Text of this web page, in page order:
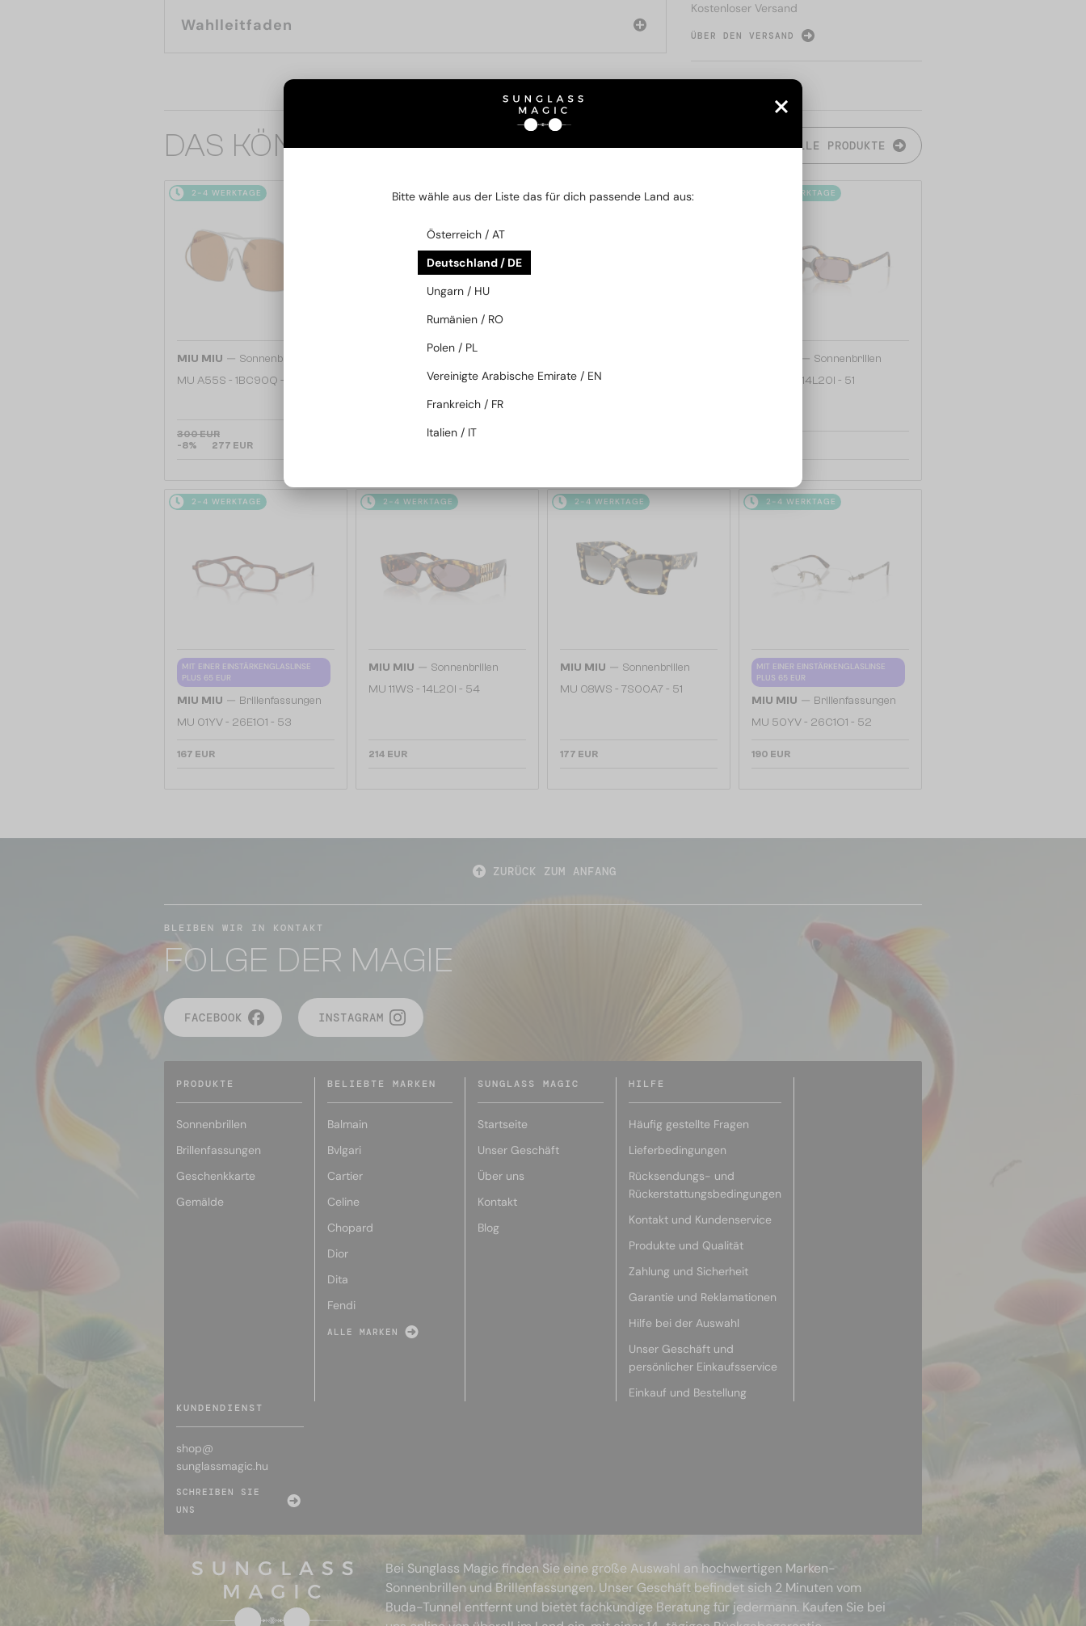
Wahlleitfaden
Kostenloser Versand
ÜBER DEN VERSAND
DAS KÖNNTE SIE AUCH INTERESSIEREN ALLE PRODUKTE
2-4 WERKTAGE
MIU MIU — Sonnenbrillen
MU A55S - ​1BC90Q - ​57
300 EUR
-8%
277 EUR
2-4 WERKTAGE
MU 11ZS - 16K01O - 51
2-4 WERKTAGE
PLUS 65 EUR
2-4 WERKTAGE
— Sonnenbrillen
MU 11ZS - 14L20I - 51
2-4 WERKTAGE
MIT EINER EINSTÄRKENGLASLINSE
PLUS 65 EUR
MIU MIU — Brillenfassungen
MU 01YV - 26E1O1 - 53
167 EUR
2-4 WERKTAGE
MIU MIU — Sonnenbrillen
MU 11WS - 14L20I - 54
214 EUR
2-4 WERKTAGE
MIU MIU — Sonnenbrillen
MU 08WS - 7S00A7 - 51
177 EUR
2-4 WERKTAGE
MIT EINER EINSTÄRKENGLASLINSE
PLUS 65 EUR
MIU MIU — Brillenfassungen
MU 50YV - 26C1O1 - 52
190 EUR
ZURÜCK ZUM ANFANG
BLEIBEN WIR IN KONTAKT
FOLGE DER MAGIE
FACEBOOK INSTAGRAM
PRODUKTE
Sonnenbrillen
Brillenfassungen
Geschenkkarte
Gemälde
BELIEBTE MARKEN
Balmain
Bvlgari
Cartier
Celine
Chopard
Dior
Dita
Fendi
ALLE MARKEN
SUNGLASS MAGIC
Startseite
Unser Geschäft
Über uns
Kontakt
Blog
HILFE
Häufig gestellte Fragen
Lieferbedingungen
Rücksendungs- und
Rückerstattungsbedingungen
Kontakt und Kundenservice
Produkte und Qualität
Zahlung und Sicherheit
Garantie und Reklamationen
Hilfe bei der Auswahl
Unser Geschäft und
persönlicher Einkaufsservice
Einkauf und Bestellung
KUNDENDIENST
shop@
sunglassmagic.hu
SCHREIBEN SIE
UNS
Bei Sunglass Magic finden Sie eine große Auswahl an hochwertigen Marken-
Sonnenbrillen und Brillenfassungen. Unser Geschäft befindet sich 2 Minuten vom
Buda-Tunnel entfernt und bietet fachkundige Beratung für jedermann. Kaufen Sie bei
Bitte wähle aus der Liste das für dich passende Land aus:
Österreich / AT
Deutschland / DE
Ungarn / HU
Rumänien / RO
Polen / PL
Vereinigte Arabische Emirate / EN
Frankreich / FR
Italien / IT